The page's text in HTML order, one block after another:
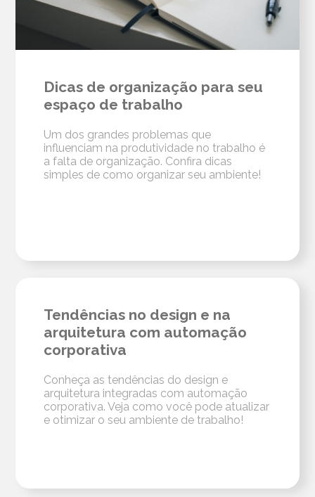
Dicas de organização para seu
espaço de trabalho
Um dos grandes problemas que
influenciam na produtividade no trabalho é
a falta de organização. Confira dicas
simples de como organizar seu ambiente!
Tendências no design e na
arquitetura com automação
corporativa
Conheça as tendências do design e
arquitetura integradas com automação
corporativa. Veja como você pode atualizar
e otimizar o seu ambiente de trabalho!